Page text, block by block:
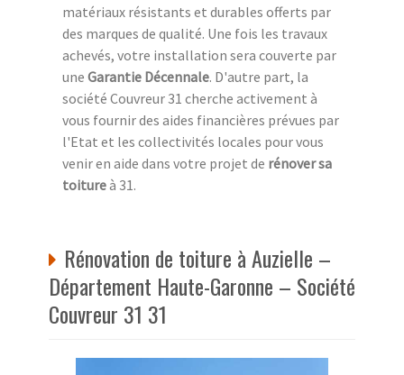
matériaux résistants et durables offerts par
des marques de qualité. Une fois les travaux
achevés, votre installation sera couverte par
une Garantie Décennale. D'autre part, la
société Couvreur 31 cherche activement à
vous fournir des aides financières prévues par
l'Etat et les collectivités locales pour vous
venir en aide dans votre projet de rénover sa
toitureà 31.
Rénovation de toiture à Auzielle –
Département Haute-Garonne – Société
Couvreur 31 31